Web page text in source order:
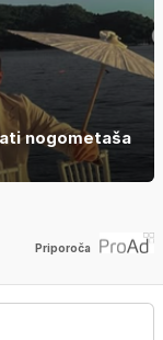
nogometaša
Priporoča